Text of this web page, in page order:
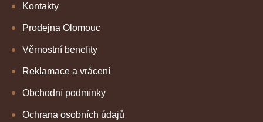
Kontakty
Prodejna Olomouc
Věrnostní benefity
Reklamace a vrácení
Obchodní podmínky
Ochrana osobních údajů